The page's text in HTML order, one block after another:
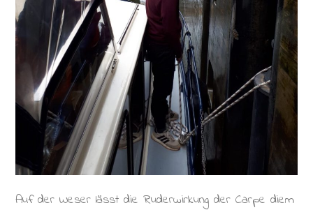
Auf der Weser lässt die Ruderwirkung der Carpe diem